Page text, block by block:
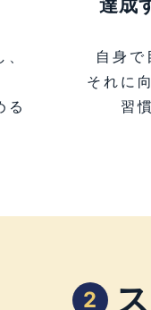
る
自身で
それに
習
2